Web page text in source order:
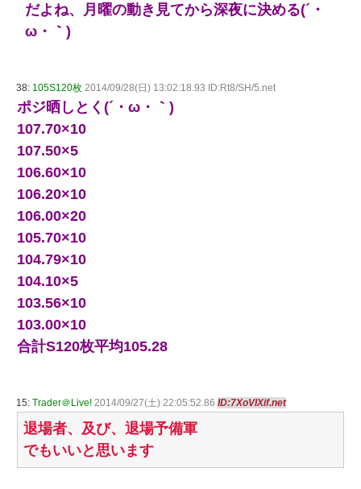
だよね、月曜の動き見てから深夜に決める(´・
ω・｀)
38: 105S120枚 2014/09/28(日) 13:02:18.93 ID:Rt8/SH/5.net
ポジ晒しとく(´・ω・｀)
107.70×10
107.50×5
106.60×10
106.20×10
106.00×20
105.70×10
104.79×10
104.10×5
103.56×10
103.00×10
合計S120枚平均105.28
15: Trader＠Live! 2014/09/27(土) 22:05:52.86 ID:7XoVIXif.net
退場者、及び、退場予備軍
でもいいと思います